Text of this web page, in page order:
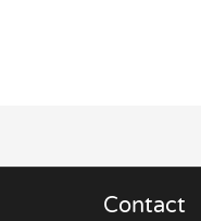
Contact